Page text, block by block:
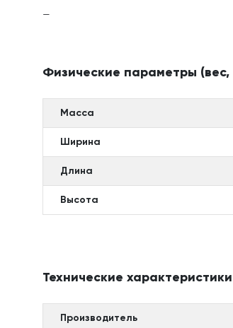
—
Физические параметры (вес,
Масса
Ширина
Длина
Высота
Технические
Производитель